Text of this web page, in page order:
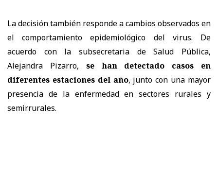
La decisión también responde a cambios observados en
el comportamiento epidemiológico del virus. De
acuerdo con la subsecretaria de Salud Pública,
Alejandra Pizarro, se han detectado casos en
diferentes estaciones del año, junto con una mayor
presencia de la enfermedad en sectores rurales y
semirrurales.